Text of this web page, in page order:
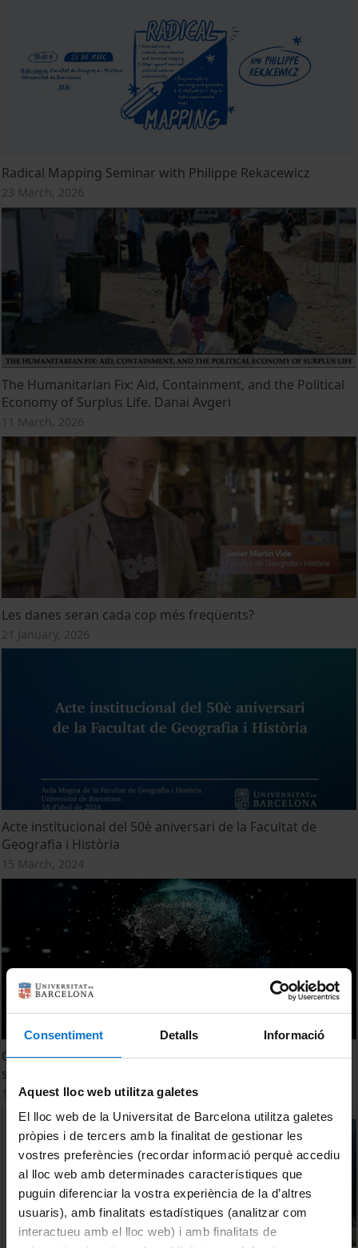
Consentiment Detalls Informació
Aquest lloc web utilitza galetes
El lloc web de la Universitat de Barcelona utilitza galetes
pròpies i de tercers amb la finalitat de gestionar les
vostres preferències (recordar informació perquè accediu
al lloc web amb determinades característiques que
puguin diferenciar la vostra experiència de la d’altres
usuaris), amb finalitats estadístiques (analitzar com
interactueu amb el lloc web) i amb finalitats de
Radical Mapping Seminar with Philippe Rekacewicz
23 March, 2026
The Humanitarian Fix: Aid, Containment, and the Political
Economy of Surplus Life. Danai Avgeri
11 March, 2026
Les danes seran cada cop més freqüents?
21 January, 2026
Acte institucional del 50è aniversari de la Facultat de
Geografia i Història
15 March, 2024
Geografia i Canvi Global, un grau centrat en la
sostenibilitat
12 June, 2023